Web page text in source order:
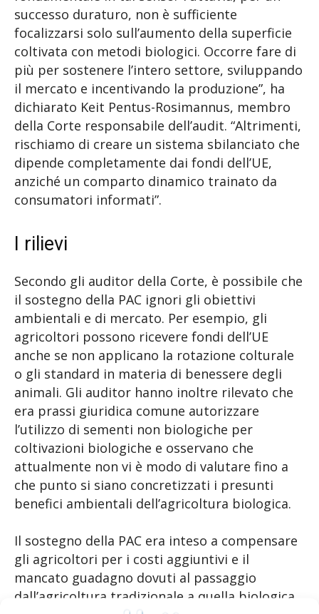
successo duraturo, non è sufficiente
focalizzarsi solo sull’aumento della superficie
coltivata con metodi biologici. Occorre fare di
più per sostenere l’intero settore, sviluppando
il mercato e incentivando la produzione”, ha
dichiarato Keit Pentus-Rosimannus, membro
della Corte responsabile dell’audit. “Altrimenti,
rischiamo di creare un sistema sbilanciato che
dipende completamente dai fondi dell’UE,
anziché un comparto dinamico trainato da
consumatori informati”.
I rilievi
Secondo gli auditor della Corte, è possibile che
il sostegno della PAC ignori gli obiettivi
ambientali e di mercato. Per esempio, gli
agricoltori possono ricevere fondi dell’UE
anche se non applicano la rotazione colturale
o gli standard in materia di benessere degli
animali. Gli auditor hanno inoltre rilevato che
era prassi giuridica comune autorizzare
l’utilizzo di sementi non biologiche per
coltivazioni biologiche e osservano che
attualmente non vi è modo di valutare fino a
che punto si siano concretizzati i presunti
benefici ambientali dell’agricoltura biologica.
Il sostegno della PAC era inteso a compensare
gli agricoltori per i costi aggiuntivi e il
mancato guadagno dovuti al passaggio
dall’agricoltura tradizionale a quella biologica.